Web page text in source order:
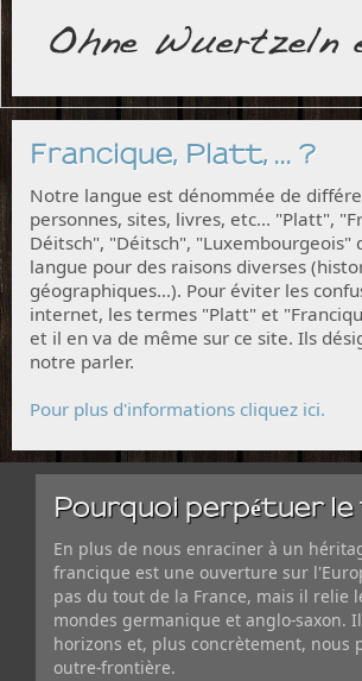
Francique, Platt, ... ?
Notre langue est dénommée de
personnes, sites, livres, etc... "Platt",
Déitsch", "Déitsch",
langue pour des raisons diverses
géographiques...). Pour éviter les
internet, les termes "Platt" et
et il en va de même sur ce site. Ils
notre parler.
Pour plus d'informations cliquez ici.
Pourquoi perpétuer le
En plus de nous enraciner à un
francique est une ouverture sur
pas du tout de la France, mais il relie
mondes germanique et anglo-saxon.
horizons et, plus concrètement, nous
outre-frontière.